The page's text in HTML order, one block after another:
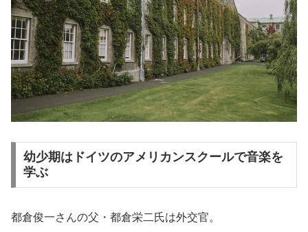
幼少期はドイツのアメリカンスクールで音楽を
学ぶ
都倉俊一さんの父・都倉栄二氏は外交官。